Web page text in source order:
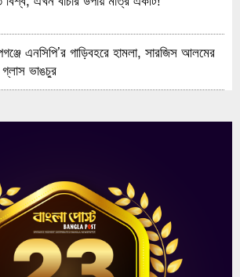
এনসিপি’র গাড়িবহরে হামলা, সারজিস আলমের
গ্লাস ভাঙচুর